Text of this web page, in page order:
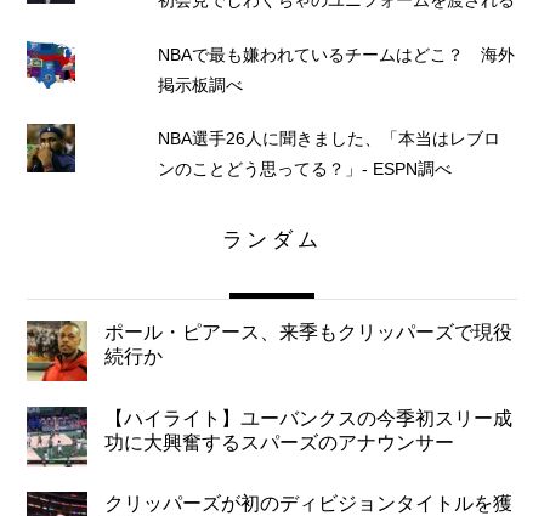
NBAで最も嫌われているチームはどこ？ 海外
掲示板調べ
NBA選手26人に聞きました、「本当はレブロ
ンのことどう思ってる？」- ESPN調べ
ランダム
ポール・ピアース、来季もクリッパーズで現役
続行か
【ハイライト】ユーバンクスの今季初スリー成
功に大興奮するスパーズのアナウンサー
クリッパーズが初のディビジョンタイトルを獲